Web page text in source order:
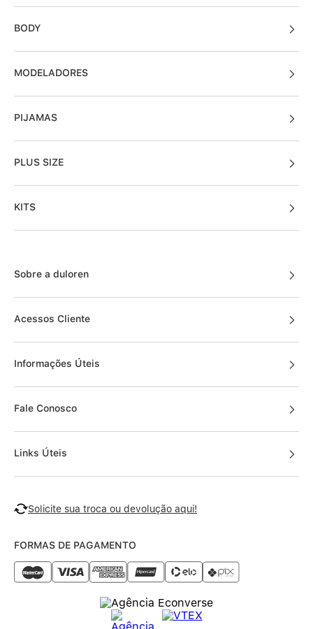
BODY
MODELADORES
PIJAMAS
PLUS SIZE
KITS
Sobre a duloren
Acessos Cliente
Informações Úteis
Fale Conosco
Links Úteis
Solicite sua troca ou devolução aqui!
FORMAS DE PAGAMENTO